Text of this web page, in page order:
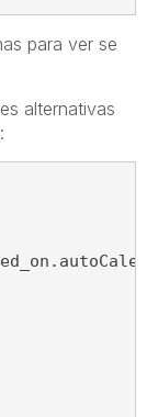
para ver se
alternativas